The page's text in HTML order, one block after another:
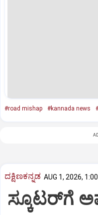
#road mishap #kannada news
ದಕ್ಷಿಣಕನ್ನಡ AUG 1, 2026,
ಸ್ಕೂಟರ್‌ಗೆ